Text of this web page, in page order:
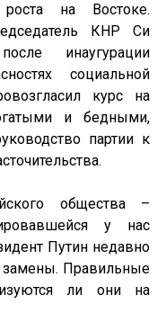
роста на Востоке.
КНР Си
инаугурации
социальной
курс на
и бедными,
партии к
общества –
у нас
Путин недавно
замены. Правильные
ли они на